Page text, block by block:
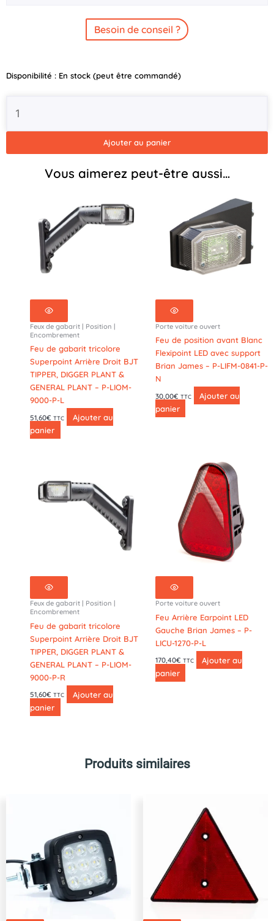
Besoin de conseil ?
Disponibilité : En stock (peut être commandé)
quantité
Arrière
Droit
Ajouter au panier
Vous aimerez peut-être aussi…
Feux de gabarit | Position |
Encombrement
Feu de gabarit tricolore
Superpoint Arrière Droit BJT
TIPPER, DIGGER PLANT &
GENERAL PLANT – P-LIOM-
9000-P-L
51,60€ TTC
Ajouter au
panier
Porte voiture ouvert
Feu de position avant Blanc
Flexipoint LED avec support
Brian James – P-LIFM-0841-P-
N
30,00€ TTC
Ajouter au
panier
Feux de gabarit | Position |
Encombrement
Feu de gabarit tricolore
Superpoint Arrière Droit BJT
TIPPER, DIGGER PLANT &
GENERAL PLANT – P-LIOM-
9000-P-R
51,60€ TTC
Ajouter au
panier
Porte voiture ouvert
Feu Arrière Earpoint LED
Gauche Brian James – P-
LICU-1270-P-L
170,40€ TTC
Ajouter au
panier
Produits similaires